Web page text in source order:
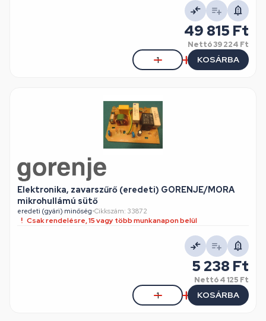
49 815 Ft
Nettó39 224 Ft
KOSÁRBA
Elektronika, zavarszűrő (eredeti) GORENJE/MORA
mikrohullámú sütő
eredeti (gyári) minőség•Cikkszám: 33872
Csak rendelésre, 15 vagy több munkanapon belül
5 238 Ft
Nettó4 125 Ft
KOSÁRBA